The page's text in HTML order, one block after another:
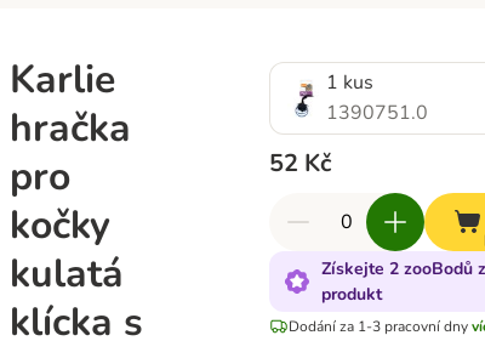
Karlie
hračka
pro
kočky
kulatá
klícka s
1 kus
1390751.0
52 Kč
Získejte 2 zooBodů
produkt
Dodání za 1-3 pracovní dny